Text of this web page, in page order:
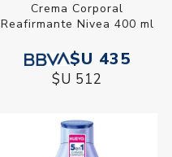
Crema Corporal
Reafirmante Nivea 400 ml
$U 435
$U 512